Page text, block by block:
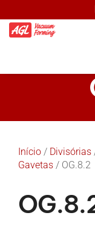
Início / Divisórias
Gavetas / OG.8.2